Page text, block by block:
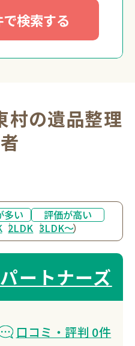
検索する
村の遺品整理
多い
評価が高い
2LDK 3LDK〜）
ートナーズ
口コミ・評判 0件